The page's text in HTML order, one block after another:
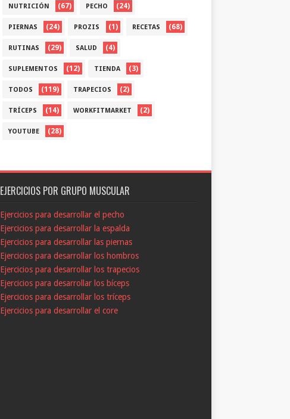
NUTRICIÓN (67) PECHO (24)
PIERNAS (24) PROZIS (1) RECETAS (68)
RUTINAS (29) SALUD (4)
SUPLEMENTOS (12) TIENDA (3)
TODOS (119) TRAPECIOS (2)
TRÍCEPS (14) WORKFITMARKET (2)
YOUTUBE (28)
EJERCICIOS POR GRUPO MUSCULAR
Ejercicios para desarrollar el pecho
Ejercicios para desarrollar la espalda
Ejercicios para desarrollar las piernas
Ejercicios para desarrollar los hombros
Ejercicios para desarrollar los trapecios
Ejercicios para desarrollar los bíceps
Ejercicios para desarrollar los tríceps
Ejercicios para desarrollar el core